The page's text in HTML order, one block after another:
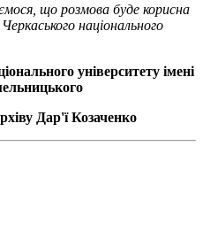
що розмова буде корисна
національного
університету імені
Дар'ї Козаченко